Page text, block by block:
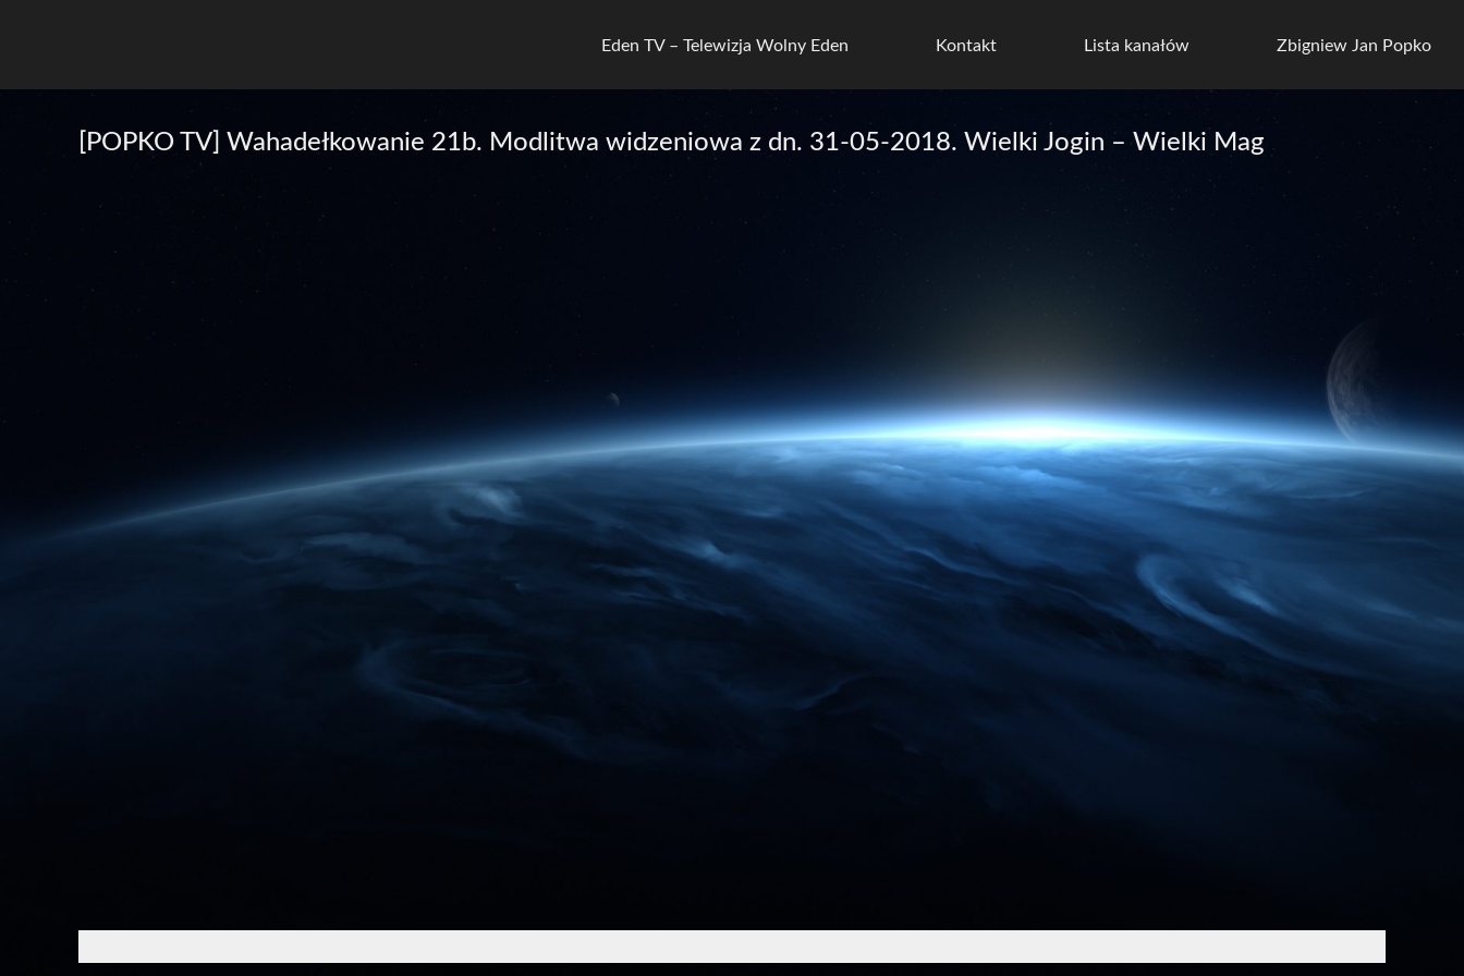
Eden TV – Telewizja Wolny Eden Kontakt Lista kanałów Zbigniew Jan Popko
[POPKO TV] Wahadełkowanie 21b. Modlitwa widzeniowa z dn. 31-05-2018. Wielki Jogin – Wielki Mag